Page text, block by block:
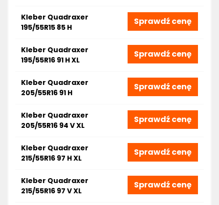
Kleber Quadraxer
195/55R15 85 H
Sprawdź cenę
Kleber Quadraxer
195/55R16 91 H XL
Sprawdź cenę
Kleber Quadraxer
205/55R16 91 H
Sprawdź cenę
Kleber Quadraxer
205/55R16 94 V XL
Sprawdź cenę
Kleber Quadraxer
215/55R16 97 H XL
Sprawdź cenę
Kleber Quadraxer
215/55R16 97 V XL
Sprawdź cenę